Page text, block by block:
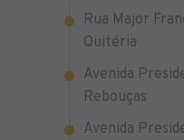
Rua Major
Quitéria
Avenida
Rebouças
Avenida